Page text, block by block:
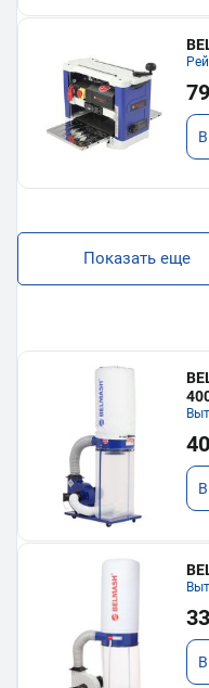
Показать еще